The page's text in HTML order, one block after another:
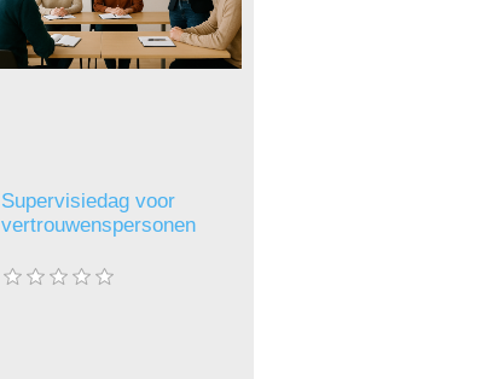
Supervisiedag voor
vertrouwenspersonen